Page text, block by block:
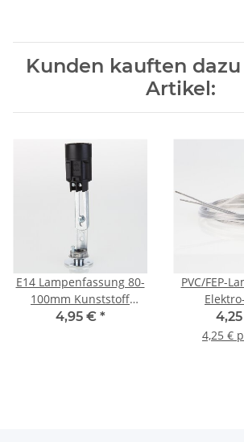
Kunden kauften
Artikel:
E14 Lampenfassung 80-
100mm Kunststoff
schwarz mit
4,95 € *
PVC/FEP-
Stromkabel
4,25 €